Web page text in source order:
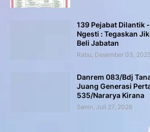
139 Pejabat Dilantik
Ngesti : Tegaskan
Beli Jabatan
Rabu, Desember 03,
Danrem 083/Bdj
Juang Generasi
535/Nararya Kirana
Senin, Juli 27, 2026